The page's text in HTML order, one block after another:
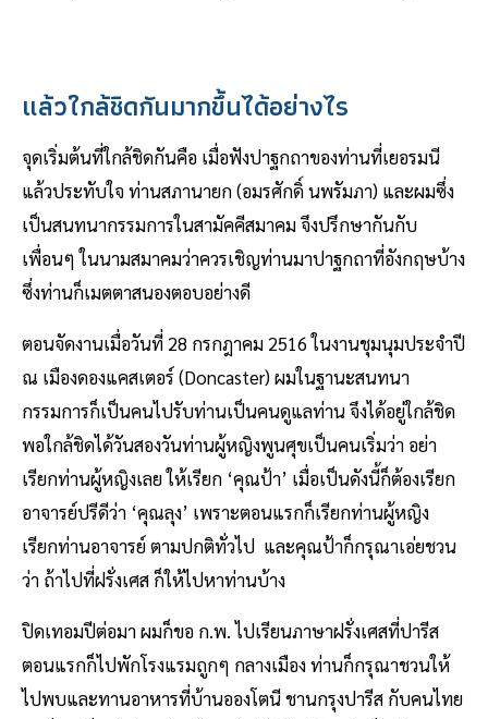
แล้วใกล้ชิดกันมากขึ้นได้อย่างไร
จุดเริ่มต้นที่ใกล้ชิดกันคือ เมื่อฟังปาฐกถาของท่านที่เยอรมนี
แล้วประทับใจ ท่านสภานายก (อมรศักดิ์ นพรัมภา) และผมซึ่ง
เป็นสนทนากรรมการในสามัคคีสมาคม จึงปรึกษากันกับ
เพื่อนๆ ในนามสมาคมว่าควรเชิญท่านมาปาฐกถาที่อังกฤษบ้าง
ซึ่งท่านก็เมตตาสนองตอบอย่างดี
ตอนจัดงานเมื่อวันที่ 28 กรกฎาคม 2516 ในงานชุมนุมประจำปี
ณ เมืองดองแคสเตอร์ (Doncaster) ผมในฐานะสนทนา
กรรมการก็เป็นคนไปรับท่านเป็นคนดูแลท่าน จึงได้อยู่ใกล้ชิด
พอใกล้ชิดได้วันสองวันท่านผู้หญิงพูนศุขเป็นคนเริ่มว่า อย่า
เรียกท่านผู้หญิงเลย ให้เรียก ‘คุณป้า’ เมื่อเป็นดังนี้ก็ต้องเรียก
อาจารย์ปรีดีว่า ‘คุณลุง’ เพราะตอนแรกก็เรียกท่านผู้หญิง
เรียกท่านอาจารย์ ตามปกติทั่วไป และคุณป้าก็กรุณาเอ่ยชวน
ว่า ถ้าไปที่ฝรั่งเศส ก็ให้ไปหาท่านบ้าง
ปิดเทอมปีต่อมา ผมก็ขอ ก.พ. ไปเรียนภาษาฝรั่งเศสที่ปารีส
ตอนแรกก็ไปพักโรงแรมถูกๆ กลางเมือง ท่านก็กรุณาชวนให้
ไปพบและทานอาหารที่บ้านอองโตนี ชานกรุงปารีส กับคนไทย